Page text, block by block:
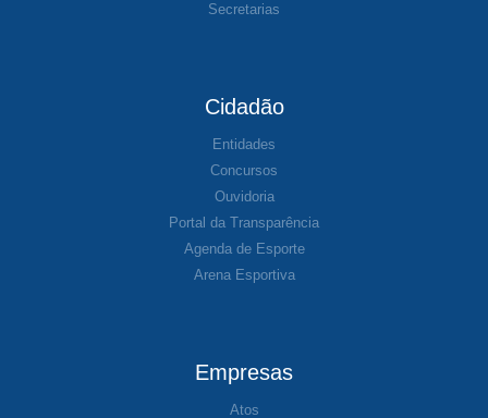
Secretarias
Cidadão
Entidades
Concursos
Ouvidoria
Portal da Transparência
Agenda de Esporte
Arena Esportiva
Empresas
Atos